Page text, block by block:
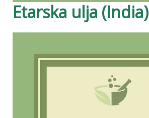
Etarska ulja (India)